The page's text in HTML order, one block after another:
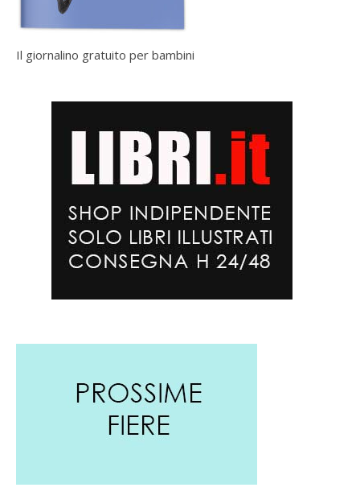
Il giornalino gratuito per bambini